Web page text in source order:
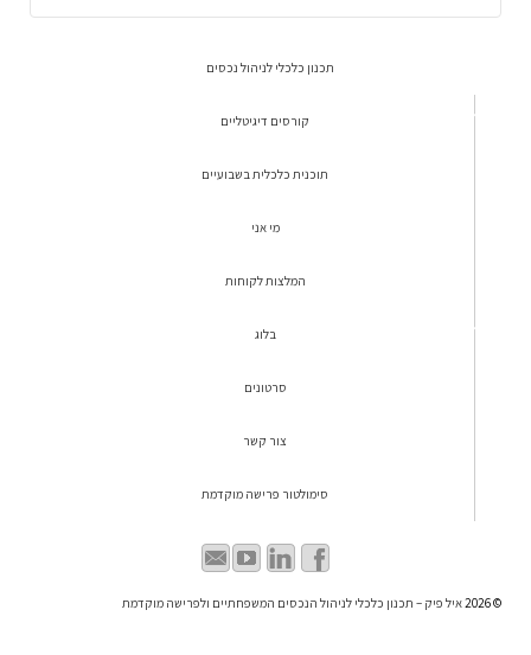
תכנון כלכלי לניהול נכסים
קורסים דיגיטליים
תוכנית כלכלית בשבועיים
מי אני
המלצות לקוחות
בלוג
סרטונים
צור קשר
סימולטור פרישה מוקדמת
© 2026 איל פיק – תכנון כלכלי לניהול הנכסים המשפחתיים ולפרישה מוקדמת